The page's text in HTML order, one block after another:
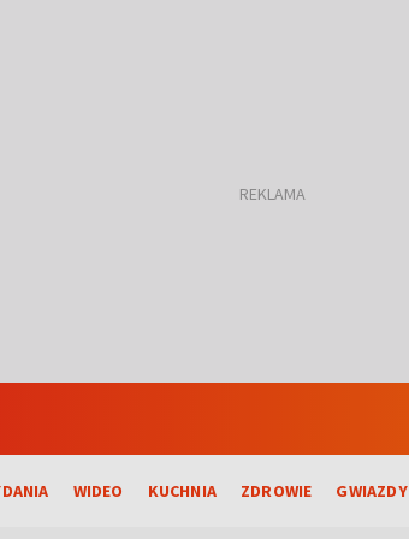
WIDEO KUCHNIA ZDROWIE GWIAZDY